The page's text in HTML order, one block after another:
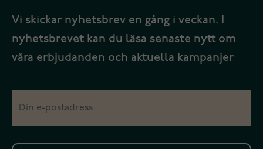
Vi skickar nyhetsbrev en gång i veckan. I
nyhetsbrevet kan du läsa senaste nytt om
våra erbjudanden och aktuella kampanjer